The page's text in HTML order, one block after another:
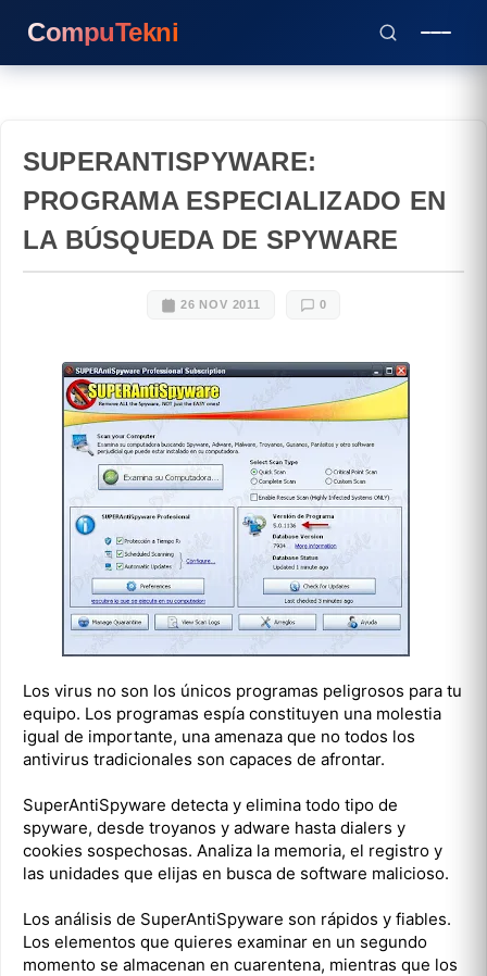
CompuTekni
SUPERANTISPYWARE:
PROGRAMA ESPECIALIZADO EN
LA BÚSQUEDA DE SPYWARE
26 NOV 2011 0
Los virus no son los únicos programas peligrosos para tu
equipo. Los programas espía constituyen una molestia
igual de importante, una amenaza que no todos los
antivirus tradicionales son capaces de afrontar.
SuperAntiSpyware detecta y elimina todo tipo de
spyware, desde troyanos y adware hasta dialers y
cookies sospechosas. Analiza la memoria, el registro y
las unidades que elijas en busca de software malicioso.
Los análisis de SuperAntiSpyware son rápidos y fiables.
Los elementos que quieres examinar en un segundo
momento se almacenan en cuarentena, mientras que los